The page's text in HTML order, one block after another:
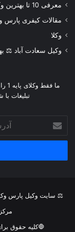
معرفی 10 تا بهترین وکیل ورامین🥇【آپدیت جدید】⚖️
مقالات کیفری پارس
وکلا
وکیل سعادت آباد ⚖️
تبلیغات با شماره
ایمیل
خود
وارد
⚖ سایت وکیل پارس
🛑کلیه حقوق